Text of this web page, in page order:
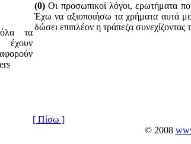
τα
έχουν
(0) Οι προσωπικοί λόγοι, ερωτήματα
Έχω να αξιοποιήσω τα χρήματα αυτά
δώσει επιπλέον η τράπεζα συνεχίζοντας
[ Πίσω ]
© 2008